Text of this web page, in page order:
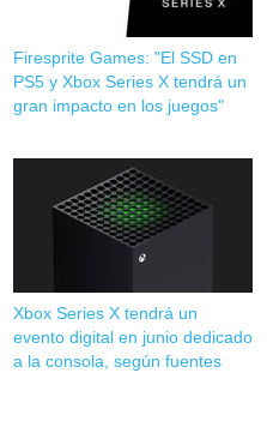
Firesprite Games: "El SSD en
PS5 y Xbox Series X tendrá un
gran impacto en los juegos"
Xbox Series X tendrá un
evento digital en junio dedicado
a la consola, según fuentes